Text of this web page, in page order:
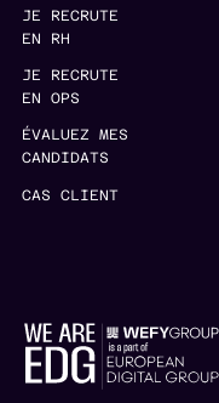
JE RECRUTE
EN RH
JE RECRUTE
EN OPS
ÉVALUEZ MES
CANDIDATS
CAS CLIENT